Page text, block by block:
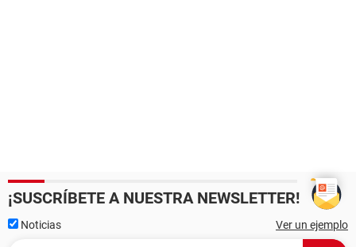
¡SUSCRÍBETE A NUESTRA NEWSLETTER!
Noticias Ver un ejemplo